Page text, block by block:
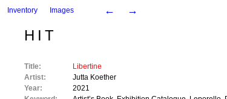
Inventory Images ← →
HIT
Title:
Libertine
Artist:
Jutta Koether
Year:
2021